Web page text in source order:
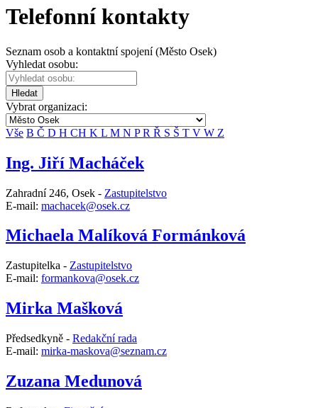
Telefonní kontakty
Seznam osob a kontaktní spojení (Město Osek)
Vyhledat osobu:
Hledat
Vybrat organizaci:
Vše B Č D H CH K L M N PR Ř S Š T V W Z
Ing. Jiří Macháček
Zahradní 246, Osek - Zastupitelstvo
E-mail: machacek@osek.cz
Michaela Malíková Formánková
Zastupitelka - Zastupitelstvo
E-mail: formankova@osek.cz
Mirka Mašková
Předsedkyně - Redakční rada
E-mail: mirka-maskova@seznam.cz
Zuzana Medunová